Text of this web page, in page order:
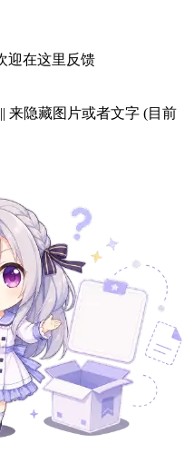
迎在这里反馈
来隐藏图片或者文字 (目前